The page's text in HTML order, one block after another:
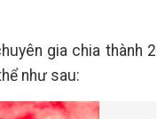
gia chia thành 2
như sau: